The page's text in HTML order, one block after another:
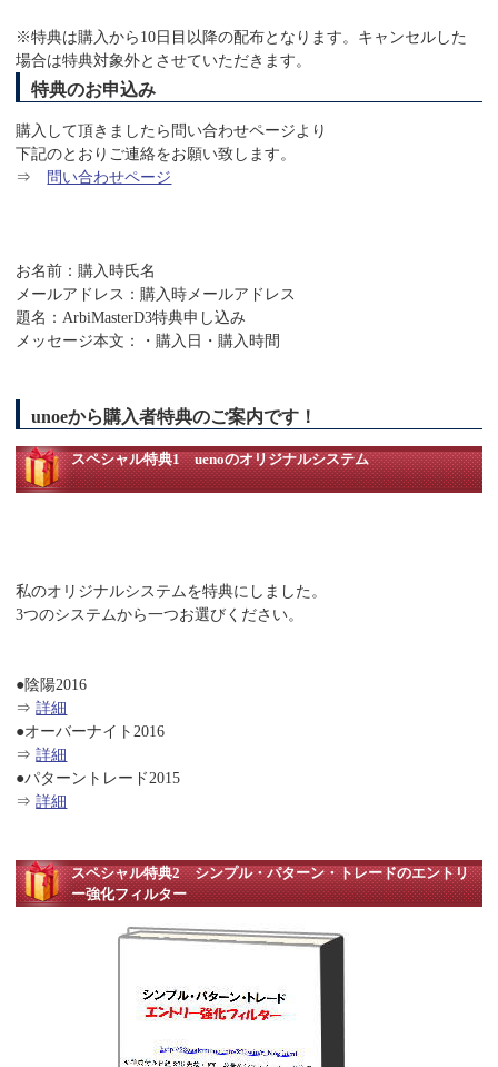
※特典は購入から10日目以降の配布となります。キャンセルした
場合は特典対象外とさせていただきます。
特典のお申込み
購入して頂きましたら問い合わせページより
下記のとおりご連絡をお願い致します。
⇒
問い合わせページ
お名前：購入時氏名
メールアドレス：購入時メールアドレス
題名：ArbiMasterD3特典申し込み
メッセージ本文：・購入日・購入時間
unoeから購入者特典のご案内です！
スペシャル特典1 uenoのオリジナルシステム
私のオリジナルシステムを特典にしました。
3つのシステムから一つお選びください。
●陰陽2016
⇒詳細
●オーバーナイト2016
⇒詳細
●パターントレード2015
⇒詳細
スペシャル特典2 シンプル・パターン・トレードのエントリ
ー強化フィルター